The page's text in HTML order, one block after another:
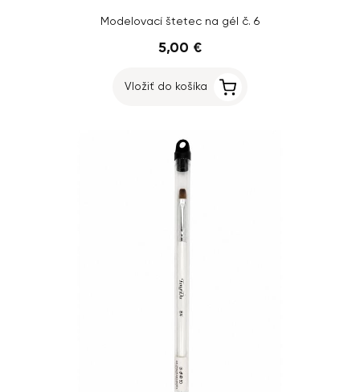
Modelovací štetec na gél č. 6
5,00 €
Vložiť do košíka